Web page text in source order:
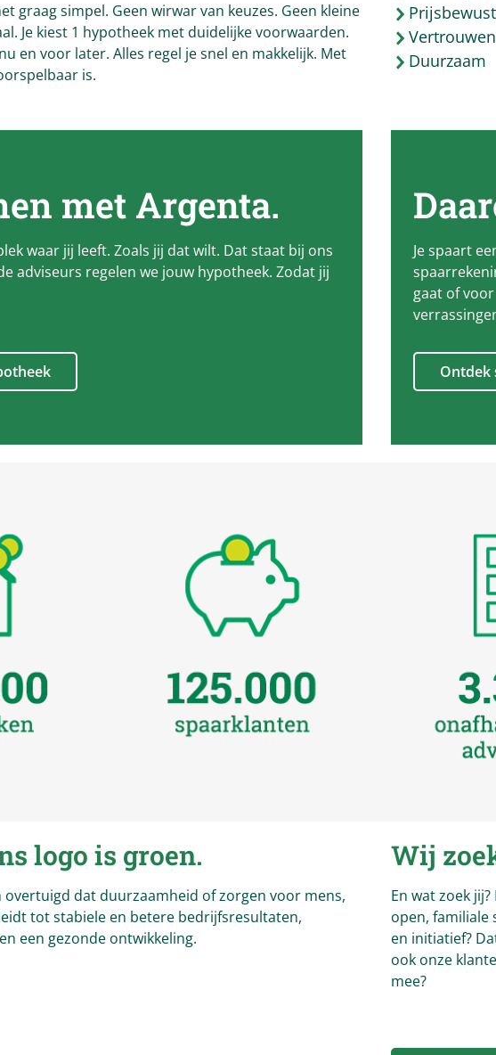
graag simpel. Geen wirwar van keuzes. Geen kleine
Je kiest 1 hypotheek met duidelijke voorwaarden.
en voor later. Alles regel je snel en makkelijk. Met
is.
Prijsbewust
Duurzaam
met Argenta.
waar jij leeft. Zoals jij dat wilt. Dat staat bij ons
adviseurs regelen we jouw hypotheek. Zodat jij
Je spaart
gaat of
Ontdek
logo is groen.
overtuigd dat duurzaamheid of zorgen voor mens,
tot stabiele en betere bedrijfsresultaten,
een gezonde ontwikkeling.
Wij
En wat zoek
open, familiale
en initiatief?
ook onze
mee?